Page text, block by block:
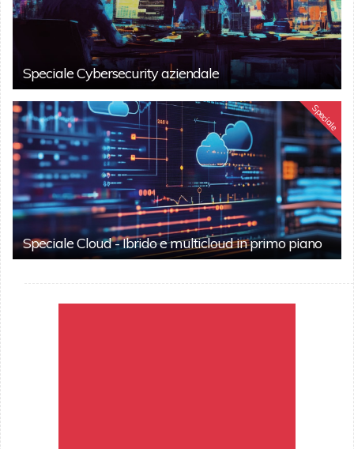
Speciale Cybersecurity aziendale
Speciale
Speciale Cloud - Ibrido e multicloud in primo piano